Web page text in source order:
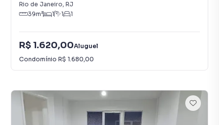
Rio de Janeiro, RJ
39m² 1 1 1
R$ 1.620,00Aluguel
Condomínio R$ 1.680,00